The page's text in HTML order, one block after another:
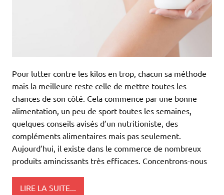
Pour lutter contre les kilos en trop, chacun sa méthode
mais la meilleure reste celle de mettre toutes les
chances de son côté. Cela commence par une bonne
alimentation, un peu de sport toutes les semaines,
quelques conseils avisés d’un nutritioniste, des
compléments alimentaires mais pas seulement.
Aujourd’hui, il existe dans le commerce de nombreux
produits amincissants très efficaces. Concentrons-nous
LIRE LA SUITE...